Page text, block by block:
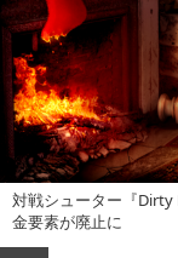
対戦シューター『
金要素が廃止に